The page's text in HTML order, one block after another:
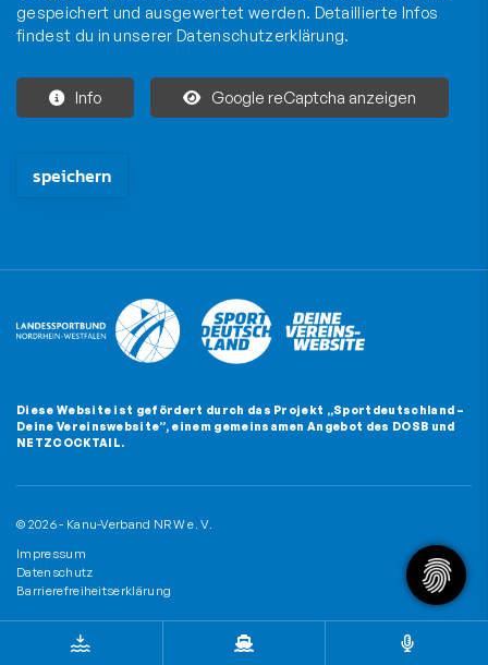
gespeichert und ausgewertet werden. Detaillierte Infos
findest du in unsererDatenschutzerklärung.
Info Google reCaptcha anzeigen
Diese Website ist gefördert durch das Projekt „Sportdeutschland –
Deine Vereinswebsite”, einem gemeinsamen Angebot des DOSB und
NETZCOCKTAIL.
© 2026 - Kanu-Verband NRW e. V.
Impressum
Datenschutz
Barrierefreiheitserklärung